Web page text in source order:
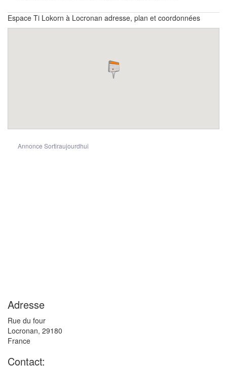
Espace Ti Lokorn à Locronan adresse, plan et coordonnées
Annonce Sortiraujourdhui
Adresse
Rue du four
Locronan, 29180
France
Contact: